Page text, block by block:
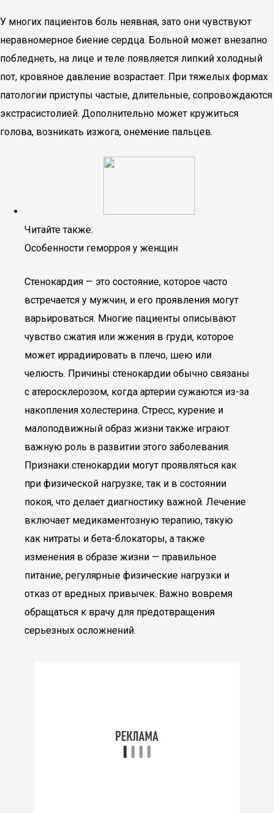
У многих пациентов боль неявная, зато они чувствуют
неравномерное биение сердца. Больной может внезапно
побледнеть, на лице и теле появляется липкий холодный
пот, кровяное давление возрастает. При тяжелых формах
патологии приступы частые, длительные, сопровождаются
экстрасистолией. Дополнительно может кружиться
голова, возникать изжога, онемение пальцев.
Читайте также:
Особенности геморроя у женщин
Стенокардия — это состояние, которое часто
встречается у мужчин, и его проявления могут
варьироваться. Многие пациенты описывают
чувство сжатия или жжения в груди, которое
может иррадиировать в плечо, шею или
челюсть. Причины стенокардии обычно связаны
с атеросклерозом, когда артерии сужаются из-за
накопления холестерина. Стресс, курение и
малоподвижный образ жизни также играют
важную роль в развитии этого заболевания.
Признаки стенокардии могут проявляться как
при физической нагрузке, так и в состоянии
покоя, что делает диагностику важной. Лечение
включает медикаментозную терапию, такую
как нитраты и бета-блокаторы, а также
изменения в образе жизни — правильное
питание, регулярные физические нагрузки и
отказ от вредных привычек. Важно вовремя
обращаться к врачу для предотвращения
серьезных осложнений.